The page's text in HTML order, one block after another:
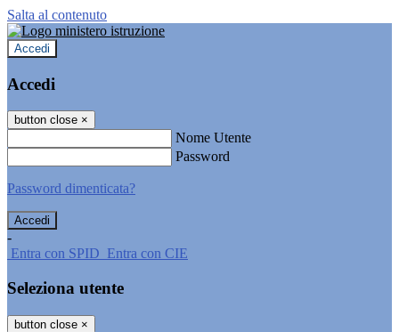
Salta al contenuto
Accedi
Accedi
button close ×
Nome Utente
Password
Password dimenticata?
-
Entra con SPID Entra con CIE
Seleziona utente
button close ×